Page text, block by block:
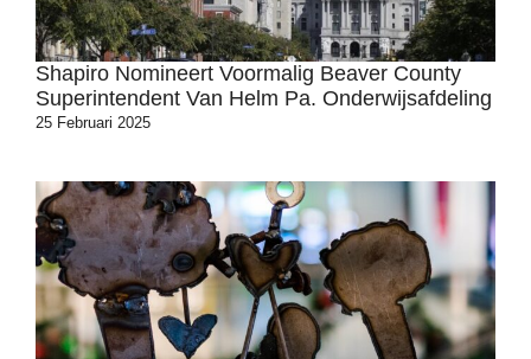
Shapiro Nomineert Voormalig Beaver County
Superintendent Van Helm Pa. Onderwijsafdeling
25 Februari 2025